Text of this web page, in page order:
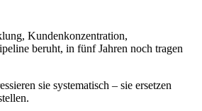
Kundenkonzentration,
beruht, in fünf Jahren noch tragen
sie systematisch – sie ersetzen